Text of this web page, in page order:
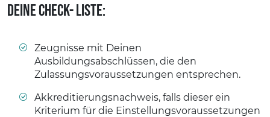
Deine Check- Liste:
Zeugnisse mit Deinen
Ausbildungsabschlüssen, die den
Zulassungsvoraussetzungen entsprechen.
Akkreditierungsnachweis, falls dieser ein
Kriterium für die Einstellungsvoraussetzungen